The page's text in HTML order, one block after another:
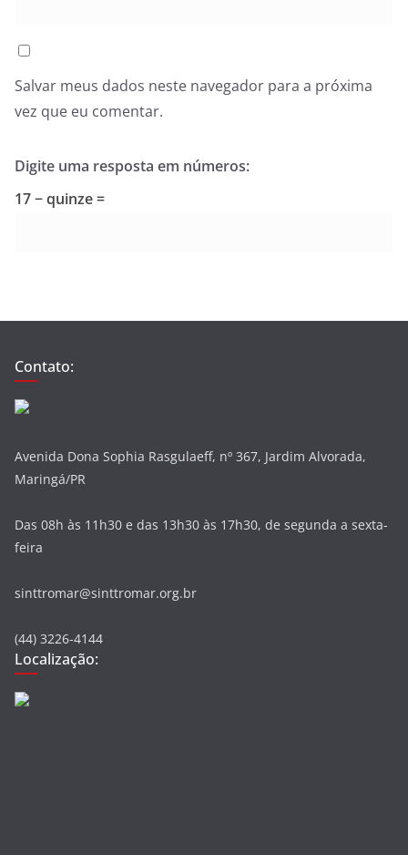
Salvar meus dados neste navegador para a próxima
vez que eu comentar.
Digite uma resposta em números:
17 − quinze =
Contato:
Avenida Dona Sophia Rasgulaeff, nº 367, Jardim Alvorada,
Maringá/PR
Das 08h às 11h30 e das 13h30 às 17h30, de segunda a sexta-
feira
sinttromar@sinttromar.org.br
(44) 3226-4144
Localização: